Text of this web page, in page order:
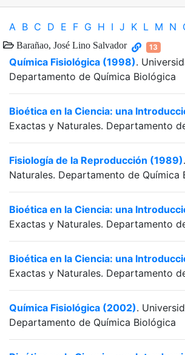
A B C D E F G H I J K L M N
Barañao, José Lino Salvador 13
Química Fisiológica (1998).
Departamento de Química Biológica
Bioética en la Ciencia: una
Exactas y Naturales. Departamento
Fisiología de la Reproducción (1989)
Naturales. Departamento de Química
Bioética en la Ciencia: una
Exactas y Naturales. Departamento
Bioética en la Ciencia: una
Exactas y Naturales. Departamento
Química Fisiológica (2002).
Departamento de Química Biológica